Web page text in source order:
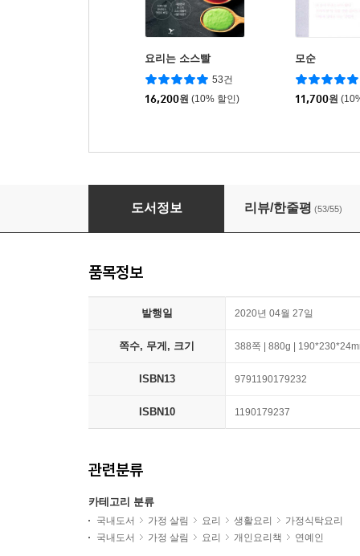
요리는 소스빨
53건
16,200원 (10% 할인)
모순
11,700원
이정현의 집밥레스토랑
도서정보 리뷰/한줄평 (53/55)
품목정보
발행일 2020년 04월 27일
쪽수, 무게, 크기 388쪽 | 880g |
ISBN13 9791190179232
ISBN10 1190179237
관련분류
카테고리 분류
국내도서 가정 살림 요리 생활요리
가정식탁요리
국내도서
가정 살림 요리 개인요리책 연예인